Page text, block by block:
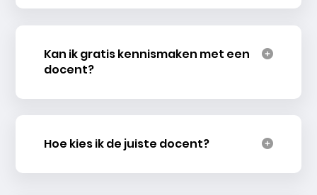
Kan ik gratis kennismaken met een
docent?
Hoe kies ik de juiste docent?